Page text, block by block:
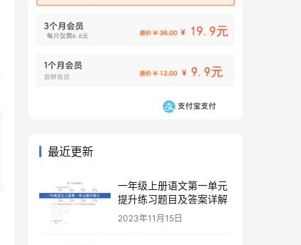
最近更新
一年级上册语文第一单元
提升练习题目及答案详解
2023年11月15日